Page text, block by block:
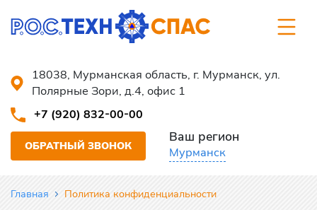
18038, Мурманская область, г. Мурманск, ул.
Полярные Зори, д.4, офис 1
+7 (920) 832-00-00
Ваш регион
Мурманск
ОБРАТНЫЙ ЗВОНОК
Главная Политика конфиденциальности